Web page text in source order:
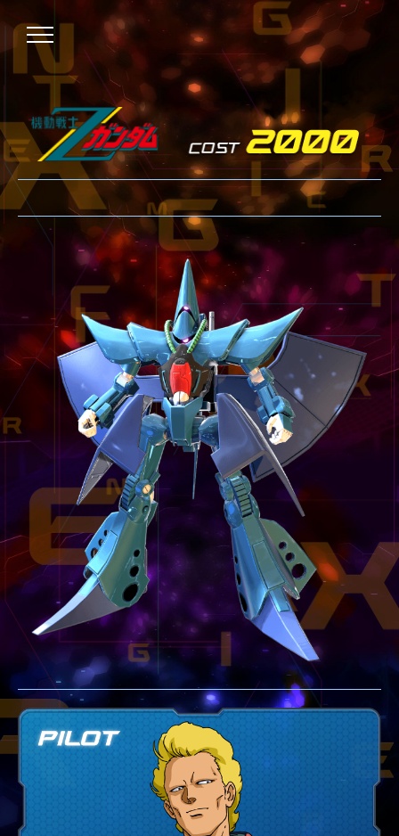
NEWS
ニュース
OVER BOOST
オーバーブースト
XVOOST
クロスブースト
EXVS2
エクストリームバーサス2
MAXI BOOST ON
マキシブーストオン
BEGINNER'S GUIDE
初心者指南
TECHNIQUE
テクニック
GLOSSARY
用語集
BUTTON PLACEMENT
ゲームパッドボタン配置
TWITTER
ツイッター
YOUTUBE
ユーチューブ